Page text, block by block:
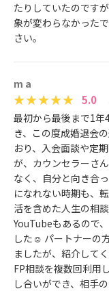
たりしていたのです
象が変わらなかった
さい。
m a
5.0
最初から最後まで1年
き、この度成婚退会
おり、入会面談や定
が、カウンセラーさ
なく、自分と向き合
になれない時期も、
活を含めた人生の相
YouTubeもあるので
した☺️ パートナーの
ましたが、紹介して
FP相談を複数回利用
し合いができ、相手